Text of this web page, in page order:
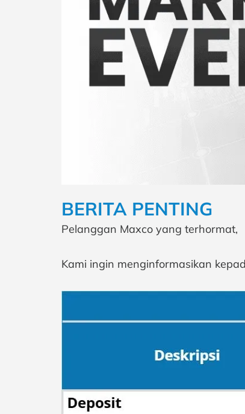
BERITA PENTING
Pelanggan Maxco yang terhormat,
Kami ingin menginformasikan